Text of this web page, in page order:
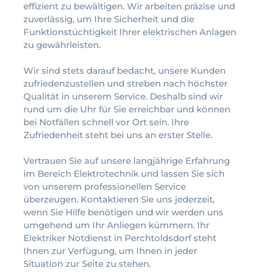
effizient zu bewältigen. Wir arbeiten präzise und
zuverlässig, um Ihre Sicherheit und die
Funktionstüchtigkeit Ihrer elektrischen Anlagen
zu gewährleisten.
Wir sind stets darauf bedacht, unsere Kunden
zufriedenzustellen und streben nach höchster
Qualität in unserem Service. Deshalb sind wir
rund um die Uhr für Sie erreichbar und können
bei Notfällen schnell vor Ort sein. Ihre
Zufriedenheit steht bei uns an erster Stelle.
Vertrauen Sie auf unsere langjährige Erfahrung
im Bereich Elektrotechnik und lassen Sie sich
von unserem professionellen Service
überzeugen. Kontaktieren Sie uns jederzeit,
wenn Sie Hilfe benötigen und wir werden uns
umgehend um Ihr Anliegen kümmern. Ihr
Elektriker Notdienst in Perchtoldsdorf steht
Ihnen zur Verfügung, um Ihnen in jeder
Situation zur Seite zu stehen.